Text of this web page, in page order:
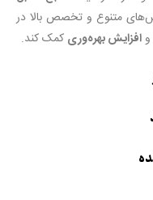
متنوع و تخصص بالا در
و افزایش بهره‌وری کمک کند.